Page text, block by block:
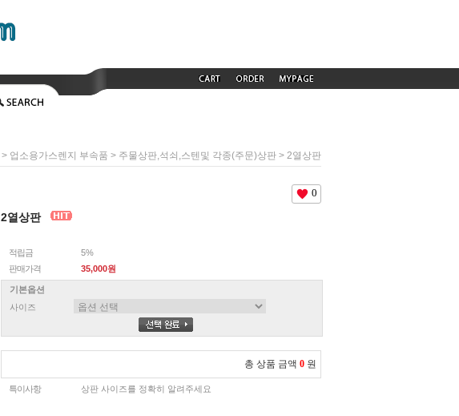
> 업소용가스렌지 부속품 > 주물상판,석쇠,스텐및 각종(주문)상판 > 2열상판
0
2열상판
적립금
5%
판매가격
35,000원
기본옵션
사이즈
총 상품 금액 0 원
특이사항 상판 사이즈를 정확히 알려주세요